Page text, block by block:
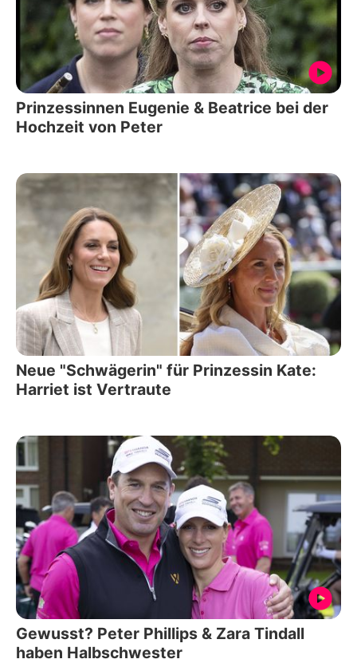
Prinzessinnen Eugenie & Beatrice bei der
Hochzeit von Peter
Neue "Schwägerin" für Prinzessin Kate:
Harriet ist Vertraute
Gewusst? Peter Phillips & Zara Tindall
haben Halbschwester